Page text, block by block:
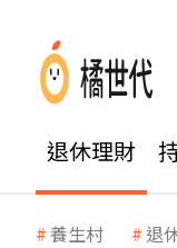
退休理財
養生村 退